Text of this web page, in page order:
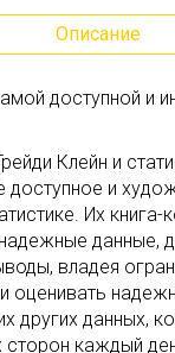
Описание
доступной и
Клейн и
доступное и
Их книга-
данные,
владея
оценивать
других данных,
сторон каждый